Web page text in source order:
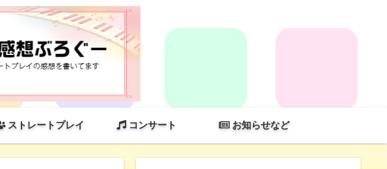
ストレートプレイ コンサート お知らせなど